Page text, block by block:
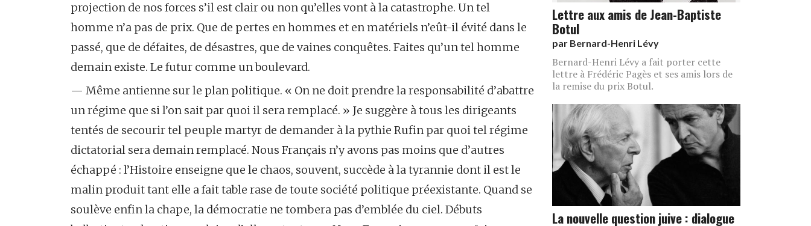
projection de nos forces s’il est clair ou non qu’elles vont à la catastrophe. Un tel
homme n’a pas de prix. Que de pertes en hommes et en matériels n’eût-il évité dans le
passé, que de défaites, de désastres, que de vaines conquêtes. Faites qu’un tel homme
demain existe. Le futur comme un boulevard.
— Même antienne sur le plan politique. « On ne doit prendre la responsabilité d’abattre
un régime que si l’on sait par quoi il sera remplacé. » Je suggère à tous les dirigeants
tentés de secourir tel peuple martyr de demander à la pythie Rufin par quoi tel régime
dictatorial sera demain remplacé. Nous Français n’y avons pas moins que d’autres
échappé : l’Histoire enseigne que le chaos, souvent, succède à la tyrannie dont il est le
malin produit tant elle a fait table rase de toute société politique préexistante. Quand se
soulève enfin la chape, la démocratie ne tombera pas d’emblée du ciel. Débuts
Lettre aux amis de Jean-Baptiste
Botul
par Bernard-Henri Lévy
Bernard-Henri Lévy a fait porter cette
lettre à Frédéric Pagès et ses amis lors de
la remise du prix Botul.
La nouvelle question juive : dialogue